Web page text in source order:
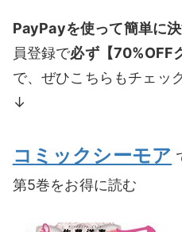
PayPayを使って簡単に
員登録で必ず【70%OFF
で、ぜひこちらもチェッ
↓
コミックシーモア
第5巻をお得に読む